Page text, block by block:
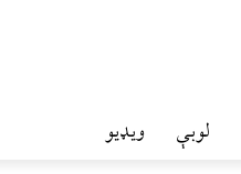
لوبې ويډيو